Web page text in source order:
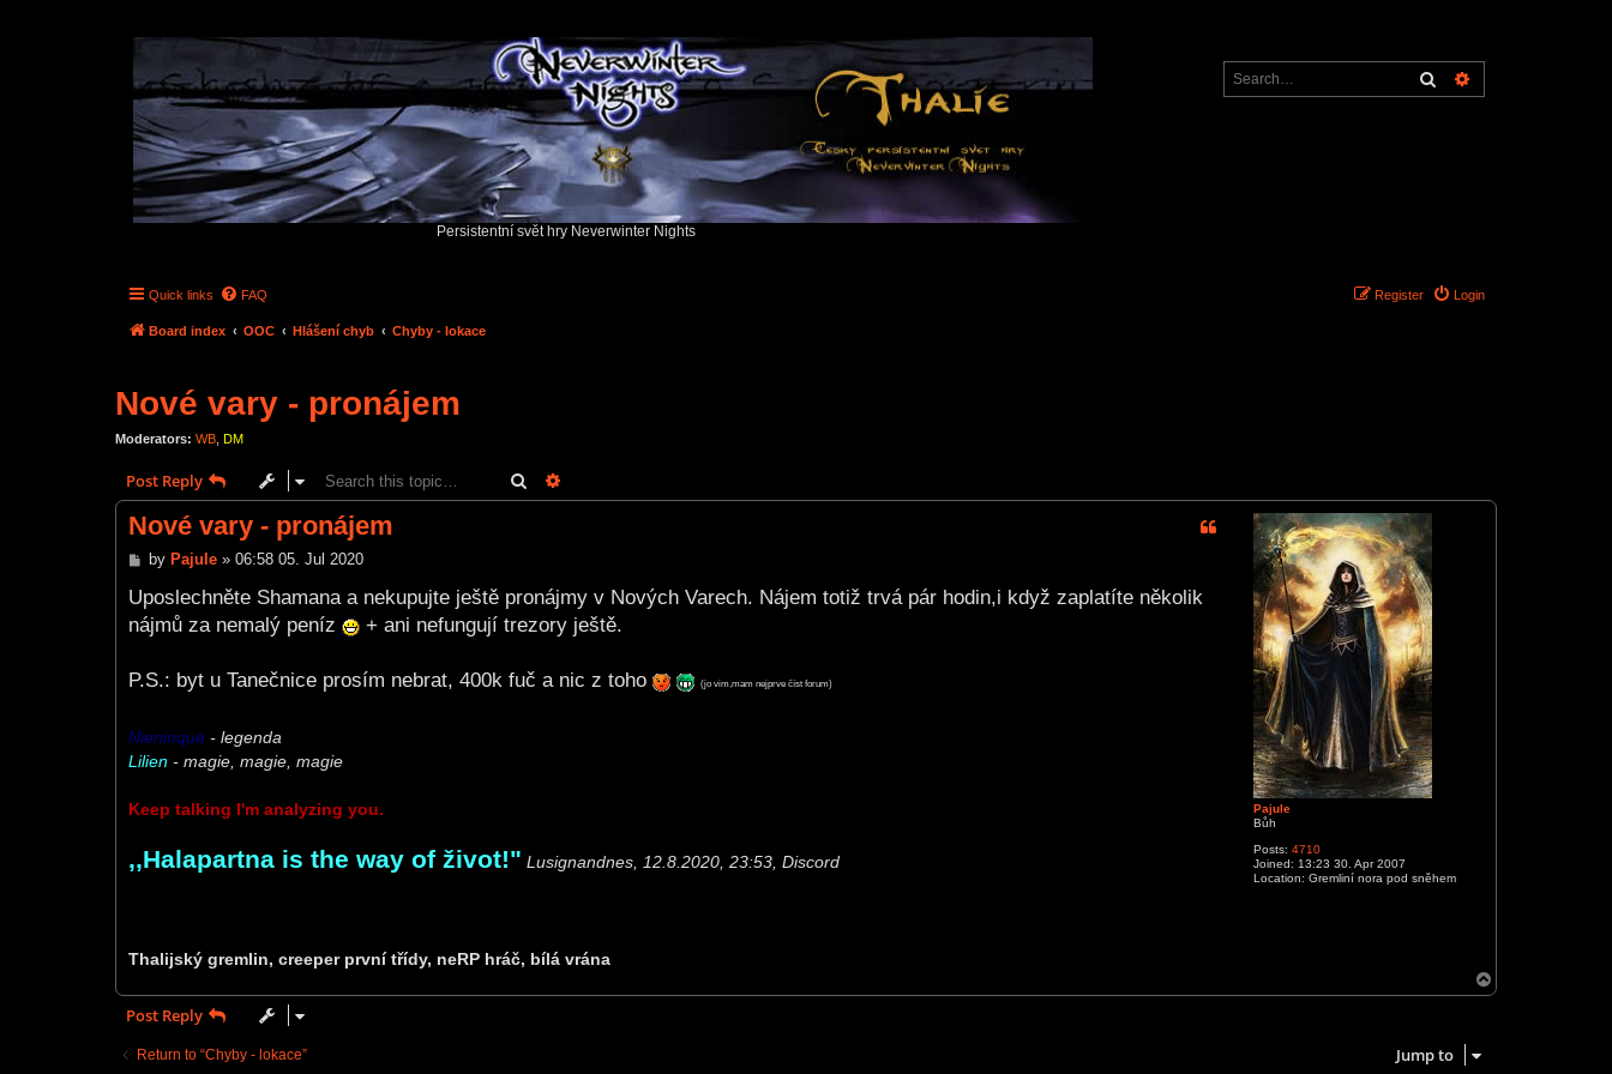
Persistentní svět hry Neverwinter Nights
Search
Quick links FAQ Login
Register
Board index OOC Hlášení chyb Chyby - lokace
Nové vary - pronájem
Moderators: WB DM
Post Reply Search
Pajule
Bůh
Posts: 4710
Joined: 13:23 30. Apr 2007
Location: Gremliní nora pod sněhem
Nové vary - pronájem
P
s
t
by Pajule» 06:58 05. Jul 2020
Uposlechněte Shamana a nekupujte ještě pronájmy v Nových Varech. Nájem totiž trvá pár hodin,i když zaplatíte několik
nájmů za nemalý peníz
+ ani nefungují trezory ještě.
P.S.: byt u Tanečnice prosím nebrat, 400k fuč a nic z toho (jo vim,mam nejprve číst forum)
Nieninquë - legenda
Lilien - magie, magie, magie
Keep talking I'm analyzing you.
,,Halapartna is the way of život!" Lusignandnes, 12.8.2020, 23:53, Discord
Thalijský gremlin, creeper první třídy, neRP hráč, bílá vrána
o
Post Reply
Return to “Chyby - lokace” Jump to